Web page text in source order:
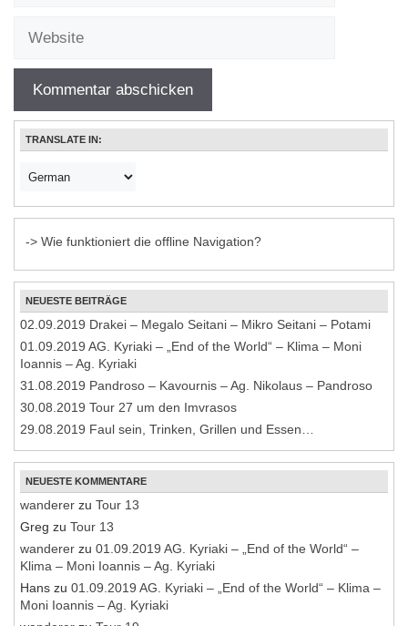
TRANSLATE IN:
-> Wie funktioniert die offline Navigation?
NEUESTE BEITRÄGE
02.09.2019 Drakei – Megalo Seitani – Mikro Seitani – Potami
01.09.2019 AG. Kyriaki – „End of the World“ – Klima – Moni
Ioannis – Ag. Kyriaki
31.08.2019 Pandroso – Kavournis – Ag. Nikolaus – Pandroso
30.08.2019 Tour 27 um den Imvrasos
29.08.2019 Faul sein, Trinken, Grillen und Essen…
NEUESTE KOMMENTARE
wanderer zu Tour 13
Greg zu Tour 13
wanderer zu 01.09.2019 AG. Kyriaki – „End of the World“ –
Klima – Moni Ioannis – Ag. Kyriaki
Hans zu 01.09.2019 AG. Kyriaki – „End of the World“ – Klima –
Moni Ioannis – Ag. Kyriaki